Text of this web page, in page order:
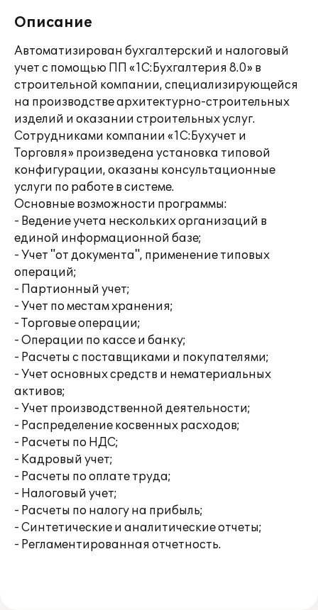
Описание
Автоматизирован бухгалтерский и налоговый
учет с помощью ПП «1С:Бухгалтерия 8.0» в
строительной компании, специализирующейся
на производстве архитектурно-строительных
изделий и оказании строительных услуг.
Сотрудниками компании «1С:Бухучет и
Торговля» произведена установка типовой
конфигурации, оказаны консультационные
услуги по работе в системе.
Основные возможности программы:
- Ведение учета нескольких организаций в
единой информационной базе;
- Учет "от документа", применение типовых
операций;
- Партионный учет;
- Учет по местам хранения;
- Торговые операции;
- Операции по кассе и банку;
- Расчеты с поставщиками и покупателями;
- Учет основных средств и нематериальных
активов;
- Учет производственной деятельности;
- Распределение косвенных расходов;
- Расчеты по НДС;
- Кадровый учет;
- Расчеты по оплате труда;
- Налоговый учет;
- Расчеты по налогу на прибыль;
- Синтетические и аналитические отчеты;
- Регламентированная отчетность.